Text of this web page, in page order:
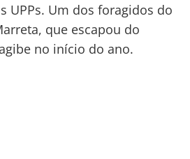
UPPs. Um dos foragidos do
que escapou do
no início do ano.